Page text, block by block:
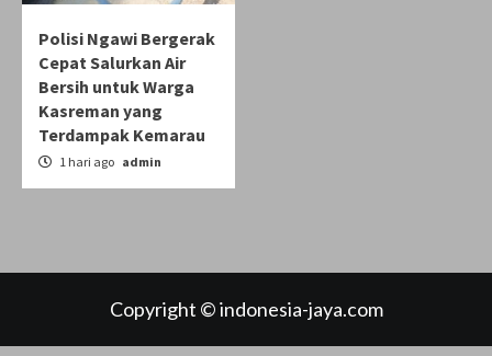
Polisi Ngawi Bergerak
Cepat Salurkan Air
Bersih untuk Warga
Kasreman yang
Terdampak Kemarau
1 hari ago admin
Copyright © indonesia-jaya.com